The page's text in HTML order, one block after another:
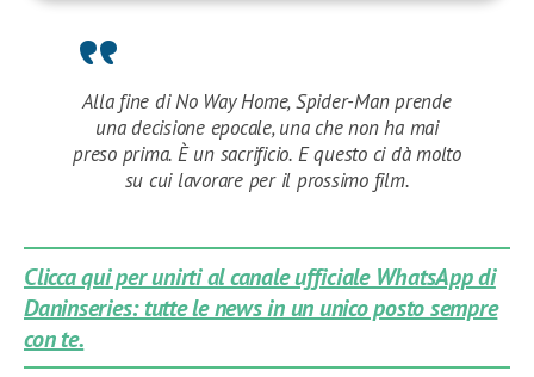
Alla fine di No Way Home, Spider-Man prende
una decisione epocale, una che non ha mai
preso prima. È un sacrificio. E questo ci dà molto
su cui lavorare per il prossimo film.
Clicca qui per unirti al canale ufficiale WhatsApp di
Daninseries: tutte le news in un unico posto sempre
con te.